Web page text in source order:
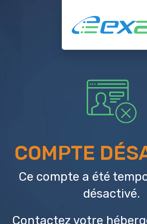
COMPTE
Ce compte a été
désactivé.
Contactez votre